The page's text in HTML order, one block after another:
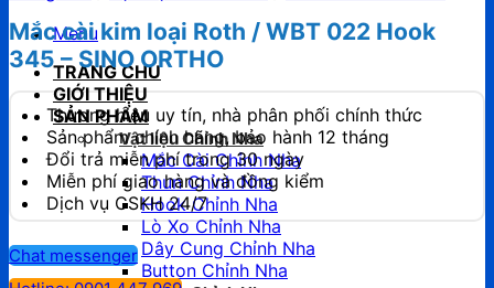
Menu
TRANG CHỦ
GIỚI THIỆU
SẢN PHẨM
Vật liệu Chỉnh Nha
Mắc Cài Chỉnh Nha
Thun Chỉnh Nha
Hook Chỉnh Nha
Lò Xo Chỉnh Nha
Dây Cung Chỉnh Nha
Button Chỉnh Nha
Mắc cài kim loại Roth / WBT 022 Hook
345 – SINO ORTHO
Thương hiệu uy tín, nhà phân phối chính thức
Sản phẩm chính hãng, bảo hành 12 tháng
Đổi trả miễn phí trong 30 ngày
Miễn phí giao hàng và đồng kiểm
Dịch vụ CSKH 24/7
Chat messenger